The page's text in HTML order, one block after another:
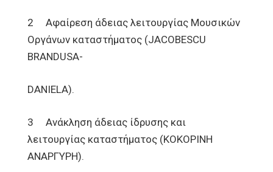
2 Αφαίρεση άδειας λειτουργίας Μουσικών
Οργάνων καταστήματος (JACOBESCU
BRANDUSA-
DANIELA).
3 Ανάκληση άδειας ίδρυσης και
λειτουργίας καταστήματος (ΚΟΚΟΡΙΝΗ
ΑΝΑΡΓΥΡΗ).